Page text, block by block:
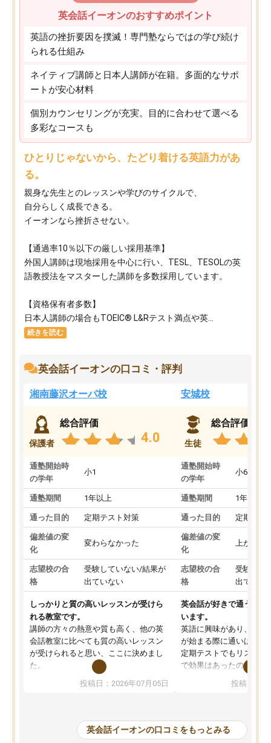
英会話イーオンのおすすめポイント
英語の挫折要因を撲滅！専門塾ならではの学び続け
られる仕組み
ネイティブ講師と日本人講師が在籍。多面的なサポ
ートが安心材料
個別カウンセリングが充実。目的に合わせて選べる
多彩なコースも
ひとりじゃないから、たどり着ける英語力があ
る。
親身な先生とのレッスンや学びのサイクルで、
自分らしく成長できる。
イーオンなら挫折させない。
【通過率10％以下の厳しい採用基準】
外国人講師は現地採用を中心に行い、TESL、TESOLの英
語教授法をマスターした講師を多数採用しています。
【資格保有者多数】
日本人講師の場合もTOEIC® L&Rテスト満点や英...
続きを読む
英会話イーオンの口コミ・評判
湘南藤沢オーパ校
保護者
総合評価
4.0
通塾開始時
の学年
小1
通塾期間 1年以上
通った目的 定期テスト対策
偏差値の変
化
変わらなかった
志望校の合
格
受験していない/結果が
出ていない
しっかりと質の高いレッスンが受けら
れる教室です。
講師の方々の熱意や質も高く、他の英
会話教室に比べても質の高いレッスン
が受けられると思い、ここに決めまし
た。
実際、発音は自然と良くなり、リスニ
ング力も上がっているように思いま
関しては、それ専用の授業を追加する
か、各ご家庭でしっかり親御さんが指
投稿日：2026年07月05日
安城校
生徒
総合評価
通塾開始時
の学年
小6
通塾期間 1年以上
通った目的 定期テス
偏差値の変
化
上がった
志望校の合
格
受験して
出ていな
英会話が好きで通うのに
います。
英語に興味があり、中学
が始まる際に通いはじめ
定期テストでもリスニン
で効果はあったのかなと
の日本人の先生が多く
授業では、テキストを使
のあとに続いて発音した
投稿日：
英会話イーオンの口コミをもっとみる